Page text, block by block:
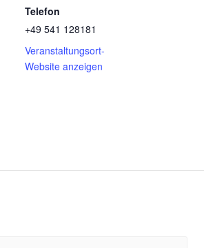
Telefon
+49 541 128181
Veranstaltungsort-
Website anzeigen